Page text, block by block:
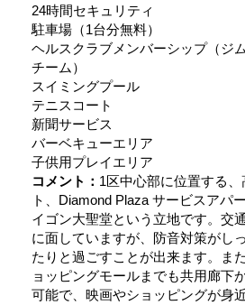
24時間セキュリティ
駐車場（1台分無料）
ヘルスクラブメンバーシップ（ジ
チーム）
スイミングプール
テニスコート
新聞サービス
バーベキューエリア
子供用プレイエリア
コメント： 1区中心部に位置する
ト、Diamond Plaza サービスアパ
イゴン大聖堂という立地です。交
に面していますが、防音対策がし
たりと過ごすことが出来ます。ま
ョッピングモールまでも共用廊下
可能で、映画やショッピングが身